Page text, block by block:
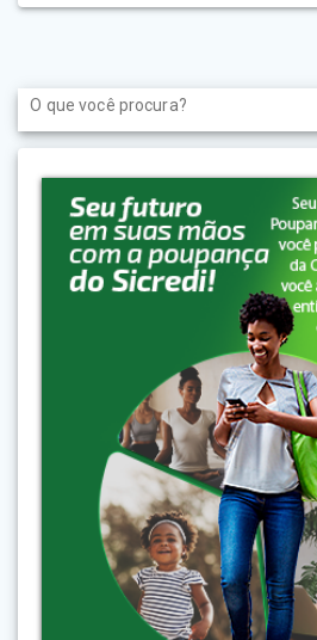
Search
for: